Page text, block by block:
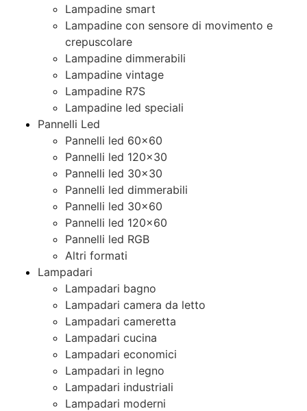
Lampadine smart
Lampadine con sensore di movimento e
crepuscolare
Lampadine dimmerabili
Lampadine vintage
Lampadine R7S
Lampadine led speciali
Pannelli Led
Pannelli led 60×60
Pannelli led 120×30
Pannelli led 30×30
Pannelli led dimmerabili
Pannelli led 30×60
Pannelli led 120×60
Pannelli led RGB
Altri formati
Lampadari
Lampadari bagno
Lampadari camera da letto
Lampadari cameretta
Lampadari cucina
Lampadari economici
Lampadari in legno
Lampadari industriali
Lampadari moderni